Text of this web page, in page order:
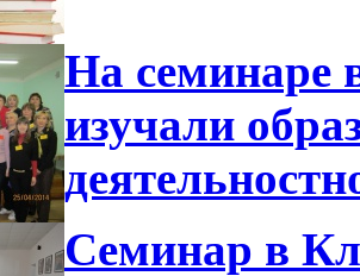
На семинаре
изучали
Семинар в